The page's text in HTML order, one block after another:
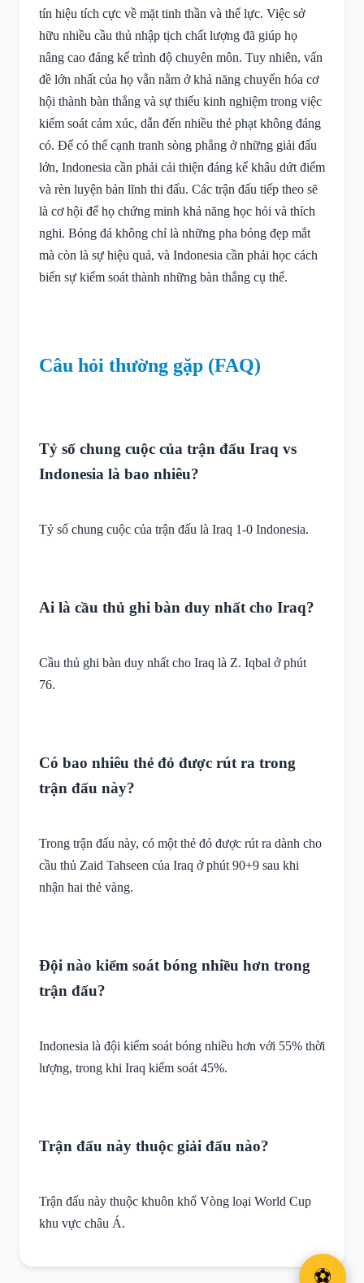
tín hiệu tích cực về mặt tinh thần và thể lực. Việc sở
hữu nhiều cầu thủ nhập tịch chất lượng đã giúp họ
nâng cao đáng kể trình độ chuyên môn. Tuy nhiên, vấn
đề lớn nhất của họ vẫn nằm ở khả năng chuyển hóa cơ
hội thành bàn thắng và sự thiếu kinh nghiệm trong việc
kiểm soát cảm xúc, dẫn đến nhiều thẻ phạt không đáng
có. Để có thể cạnh tranh sòng phẳng ở những giải đấu
lớn, Indonesia cần phải cải thiện đáng kể khâu dứt điểm
và rèn luyện bản lĩnh thi đấu. Các trận đấu tiếp theo sẽ
là cơ hội để họ chứng minh khả năng học hỏi và thích
nghi. Bóng đá không chỉ là những pha bóng đẹp mắt
mà còn là sự hiệu quả, và Indonesia cần phải học cách
biến sự kiểm soát thành những bàn thắng cụ thể.
Câu hỏi thường gặp (FAQ)
Tỷ số chung cuộc của trận đấu Iraq vs
Indonesia là bao nhiêu?
Tỷ số chung cuộc của trận đấu là Iraq 1-0 Indonesia.
Ai là cầu thủ ghi bàn duy nhất cho Iraq?
Cầu thủ ghi bàn duy nhất cho Iraq là Z. Iqbal ở phút
76.
Có bao nhiêu thẻ đỏ được rút ra trong
trận đấu này?
Trong trận đấu này, có một thẻ đỏ được rút ra dành cho
cầu thủ Zaid Tahseen của Iraq ở phút 90+9 sau khi
nhận hai thẻ vàng.
Đội nào kiểm soát bóng nhiều hơn trong
trận đấu?
Indonesia là đội kiểm soát bóng nhiều hơn với 55% thời
lượng, trong khi Iraq kiểm soát 45%.
Trận đấu này thuộc giải đấu nào?
Trận đấu này thuộc khuôn khổ Vòng loại World Cup
khu vực châu Á.
⚽